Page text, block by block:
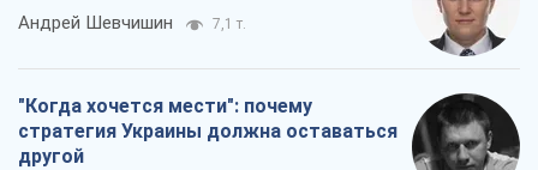
Андрей Шевчишин 7,1 т.
"Когда хочется мести": почему
стратегия Украины должна оставаться
другой